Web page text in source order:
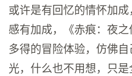
或许是有回忆的情怀加
感有加成，《赤痕：夜
多得的冒险体验，仿佛
光，什么也不用想，只